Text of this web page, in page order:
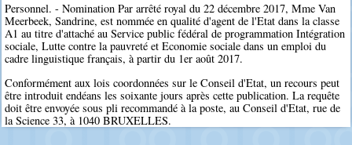
Personnel. - Nomination Par arrêté royal du 22 décembre 2017, Mme Van
Meerbeek, Sandrine, est nommée en qualité d'agent de l'Etat dans la classe
A1 au titre d'attaché au Service public fédéral de programmation Intégration
sociale, Lutte contre la pauvreté et Economie sociale dans un emploi du
cadre linguistique français, à partir du 1er août 2017.
Conformément aux lois coordonnées sur le Conseil d'Etat, un recours peut
être introduit endéans les soixante jours après cette publication. La requête
doit être envoyée sous pli recommandé à la poste, au Conseil d'Etat, rue de
la Science 33, à 1040 BRUXELLES.